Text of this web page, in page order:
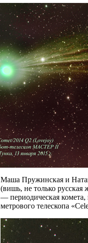
Маша Пружинская и
(вишь, не только русская
— периодическая комета,
метрового телескопа